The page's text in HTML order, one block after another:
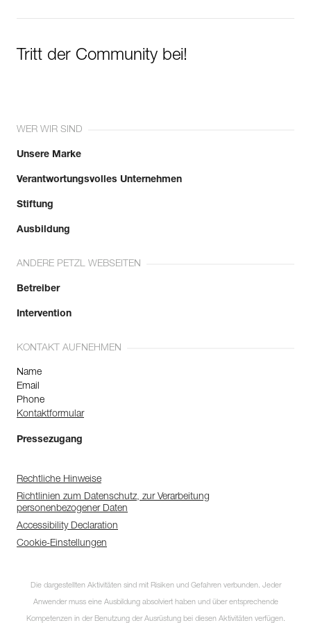
Tritt der Community bei!
WER WIR SIND
Unsere Marke
Verantwortungsvolles Unternehmen
Stiftung
Ausbildung
ANDERE PETZL WEBSEITEN
Betreiber
Intervention
KONTAKT AUFNEHMEN
Name
Email
Phone
Kontaktformular
Pressezugang
Rechtliche Hinweise
Richtlinien zum Datenschutz, zur Verarbeitung
personenbezogener Daten
Accessibility Declaration
Cookie-Einstellungen
Die dargestellten Aktivitäten sind mit Risiken und Gefahren verbunden. Jeder
Anwender muss eine Ausbildung absolviert haben und über entsprechende
Kompetenzen in der Benutzung der Ausrüstung bei diesen Aktivitäten verfügen.